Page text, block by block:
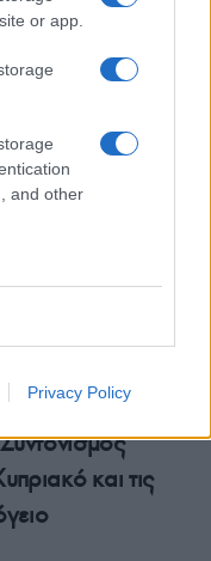
or app.
and other
Privacy Policy
η πρώτη
η ΝΔ
και τις